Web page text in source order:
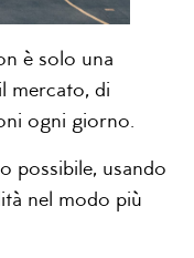
è solo una
mercato, di
ogni giorno.
possibile, usando
nel modo più